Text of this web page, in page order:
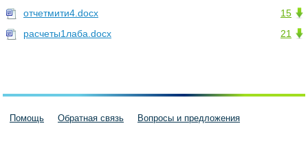
15
отчетмити4.docx
21
расчеты1лаба.docx
Помощь Обратная связь Вопросы и предложения